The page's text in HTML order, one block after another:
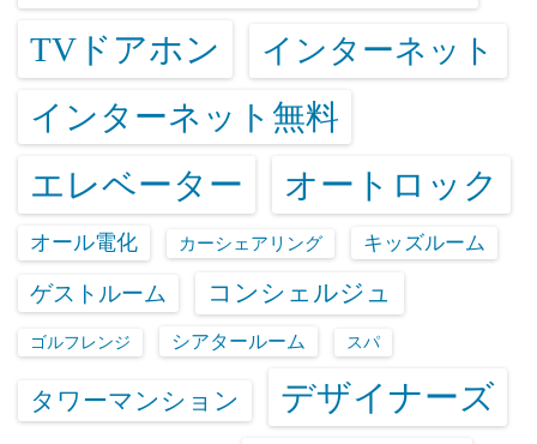
TVドアホン インターネット
インターネット無料
エレベーター オートロック
オール電化 カーシェアリング キッズルーム
ゲストルーム コンシェルジュ
ゴルフレンジ シアタールーム スパ
タワーマンション デザイナーズ